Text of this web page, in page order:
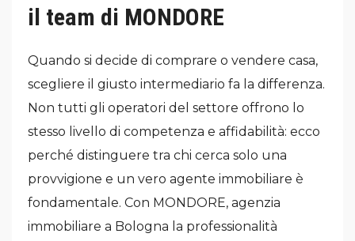
il team di MONDORE
Quando si decide di comprare o vendere casa,
scegliere il giusto intermediario fa la differenza.
Non tutti gli operatori del settore offrono lo
stesso livello di competenza e affidabilità: ecco
perché distinguere tra chi cerca solo una
provvigione e un vero agente immobiliare è
fondamentale. Con MONDORE, agenzia
immobiliare a Bologna la professionalità